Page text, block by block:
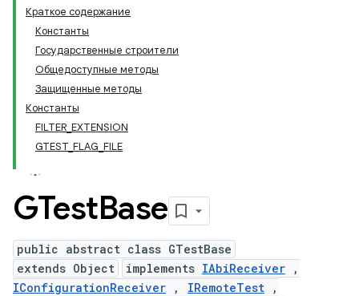
Краткое содержание
Константы
Государственные строители
Общедоступные методы
Защищенные методы
Константы
FILTER_EXTENSION
GTEST_FLAG_FILE
GTestBase
public abstract class GTestBase
extends Object
implements IAbiReceiver ,
IConfigurationReceiver , IRemoteTest ,